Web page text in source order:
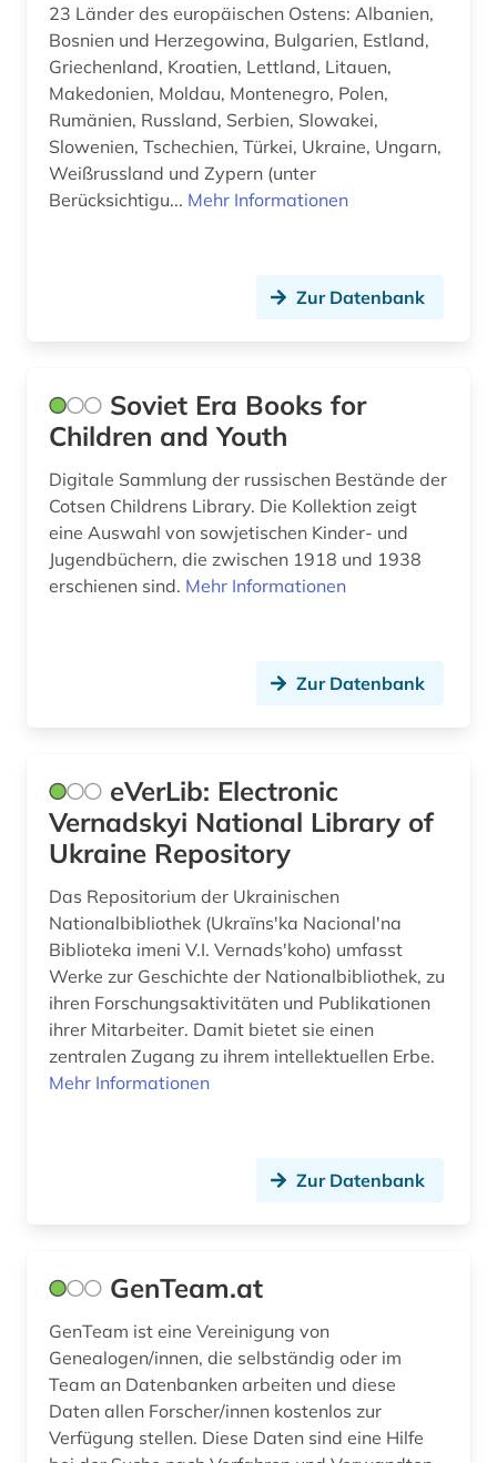
23 Länder des europäischen Ostens: Albanien,
Bosnien und Herzegowina, Bulgarien, Estland,
Griechenland, Kroatien, Lettland, Litauen,
Makedonien, Moldau, Montenegro, Polen,
Rumänien, Russland, Serbien, Slowakei,
Slowenien, Tschechien, Türkei, Ukraine, Ungarn,
Weißrussland und Zypern (unter
Berücksichtigu... Mehr Informationen
Zur Datenbank
Soviet Era Books for
Children and Youth
Digitale Sammlung der russischen Bestände der
Cotsen Childrens Library. Die Kollektion zeigt
eine Auswahl von sowjetischen Kinder- und
Jugendbüchern, die zwischen 1918 und 1938
erschienen sind. Mehr Informationen
Zur Datenbank
eVerLib: Electronic
Vernadskyi National Library of
Ukraine Repository
Das Repositorium der Ukrainischen
Nationalbibliothek (Ukraïnsʹka Nacionalʹna
Biblioteka imeni V.I. Vernadsʹkoho) umfasst
Werke zur Geschichte der Nationalbibliothek, zu
ihren Forschungsaktivitäten und Publikationen
ihrer Mitarbeiter. Damit bietet sie einen
zentralen Zugang zu ihrem intellektuellen Erbe.
Mehr Informationen
Zur Datenbank
GenTeam.at
GenTeam ist eine Vereinigung von
Genealogen/innen, die selbständig oder im
Team an Datenbanken arbeiten und diese
Daten allen Forscher/innen kostenlos zur
Verfügung stellen. Diese Daten sind eine Hilfe